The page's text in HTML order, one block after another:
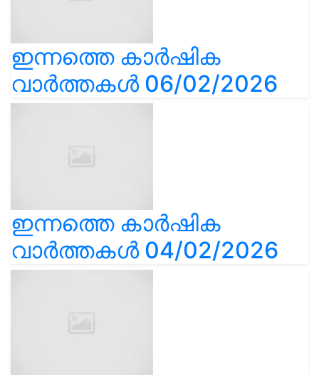
ഇന്നത്തെ കാർഷിക
വാർത്തകൾ 06/02/2026
ഇന്നത്തെ കാർഷിക
വാർത്തകൾ 04/02/2026